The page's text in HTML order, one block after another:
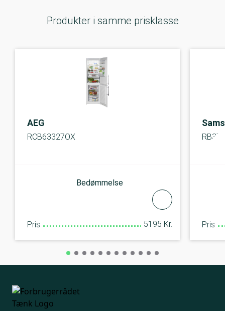
Produkter i samme prisklasse
AEG
RCB63327OX
Bedømmelse
Pris 5195 Kr. Pris